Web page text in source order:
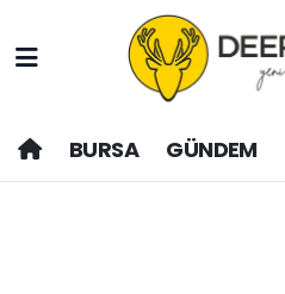
BURSA GÜNDEM
Hava Durumu
Trafik Durumu